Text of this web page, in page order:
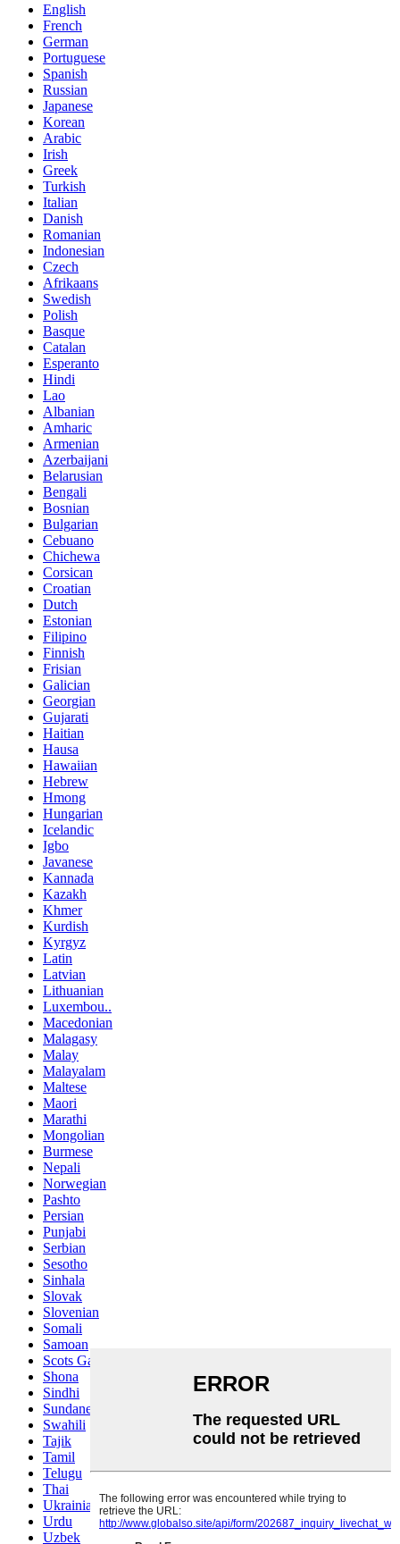
English
French
German
Portuguese
Spanish
Russian
Japanese
Korean
Arabic
Irish
Greek
Turkish
Italian
Danish
Romanian
Indonesian
Czech
Afrikaans
Swedish
Polish
Basque
Catalan
Esperanto
Hindi
Lao
Albanian
Amharic
Armenian
Azerbaijani
Belarusian
Bengali
Bosnian
Bulgarian
Cebuano
Chichewa
Corsican
Croatian
Dutch
Estonian
Filipino
Finnish
Frisian
Galician
Georgian
Gujarati
Haitian
Hausa
Hawaiian
Hebrew
Hmong
Hungarian
Icelandic
Igbo
Javanese
Kannada
Kazakh
Khmer
Kurdish
Kyrgyz
Latin
Latvian
Lithuanian
Luxembou..
Macedonian
Malagasy
Malay
Malayalam
Maltese
Maori
Marathi
Mongolian
Burmese
Nepali
Norwegian
Pashto
Persian
Punjabi
Serbian
Sesotho
Sinhala
Slovak
Slovenian
Somali
Samoan
Scots Gaelic
Shona
Sindhi
Sundanese
Swahili
Tajik
Tamil
Telugu
Thai
Ukrainian
Urdu
Uzbek